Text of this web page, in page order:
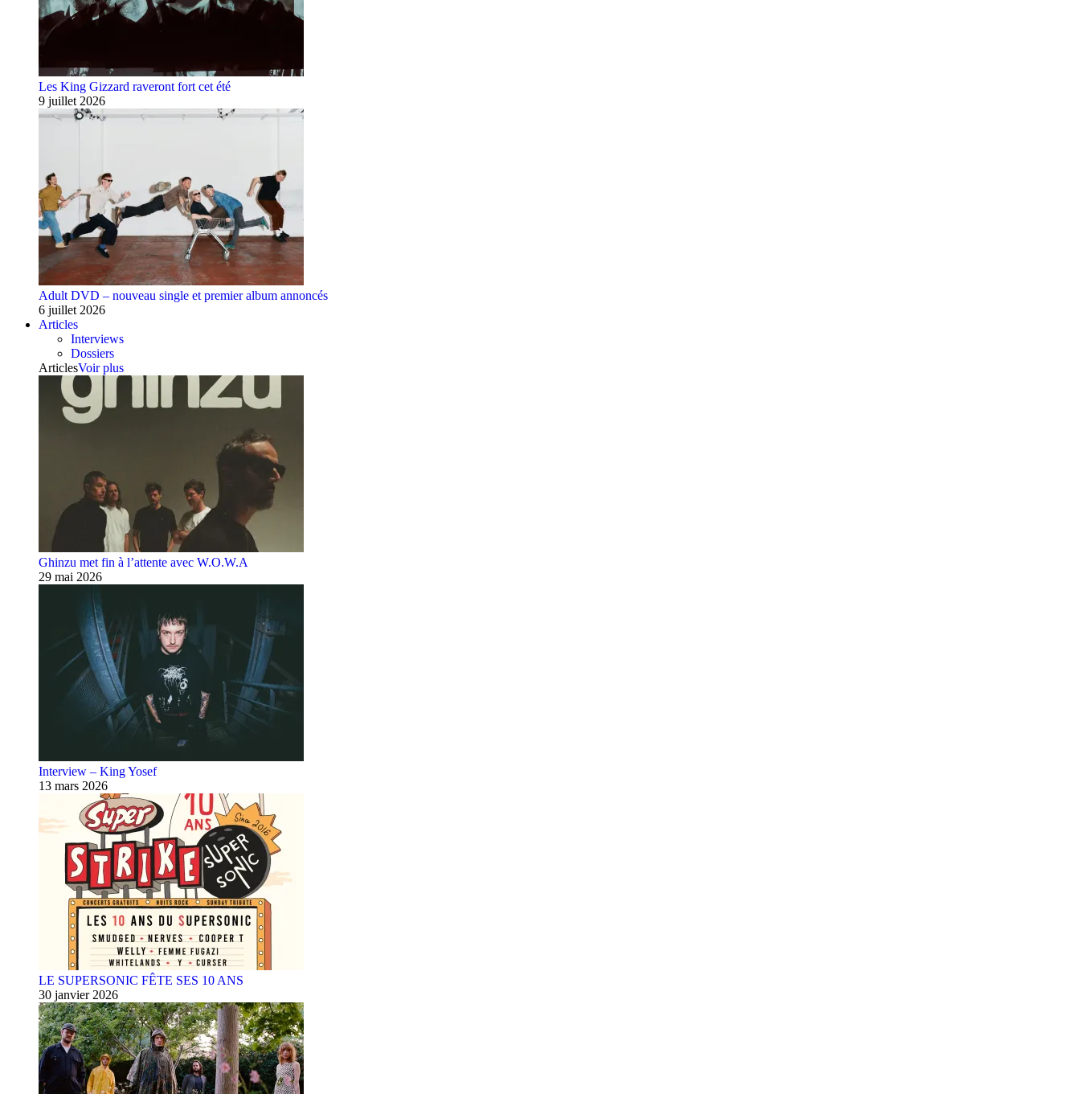
Les King Gizzard raveront fort cet été
9 juillet 2026
Adult DVD – nouveau single et premier album annoncés
6 juillet 2026
Articles
Interviews
Dossiers
ArticlesVoir plus
Ghinzu met fin à l’attente avec W.O.W.A
29 mai 2026
Interview – King Yosef
13 mars 2026
LE SUPERSONIC FÊTE SES 10 ANS
30 janvier 2026